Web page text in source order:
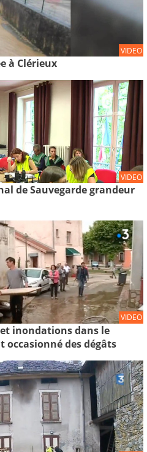
VIDEO
à Clérieux
VIDEO
de Sauvegarde grandeur
VIDEO
inondations dans le
occasionné des dégâts